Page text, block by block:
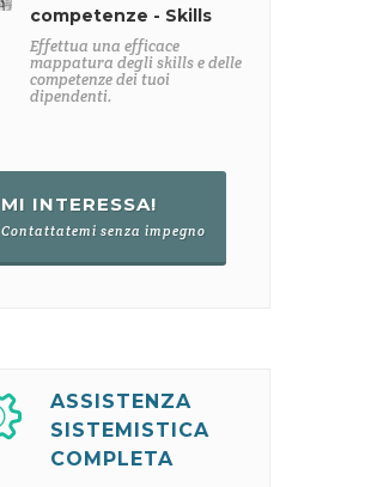
competenze - Skills
Effettua una efficace
mappatura degli skills e delle
competenze dei tuoi
dipendenti.
MI INTERESSA!
Contattatemi senza impegno
ASSISTENZA
SISTEMISTICA
COMPLETA